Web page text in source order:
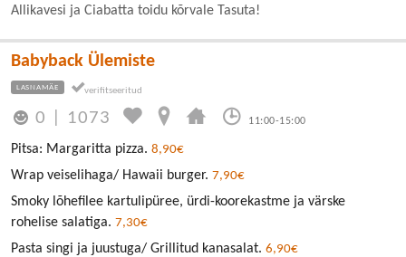
Allikavesi ja Ciabatta toidu kõrvale Tasuta!
Babyback Ülemiste
LASNAMÄE
0 1073 11:00-15:00
Pitsa: Margaritta pizza. 8,90€
Wrap veiselihaga/ Hawaii burger. 7,90€
Smoky lõhefilee kartulipüree, ürdi-koorekastme ja värske
rohelise salatiga. 7,30€
Pasta singi ja juustuga/ Grillitud kanasalat. 6,90€